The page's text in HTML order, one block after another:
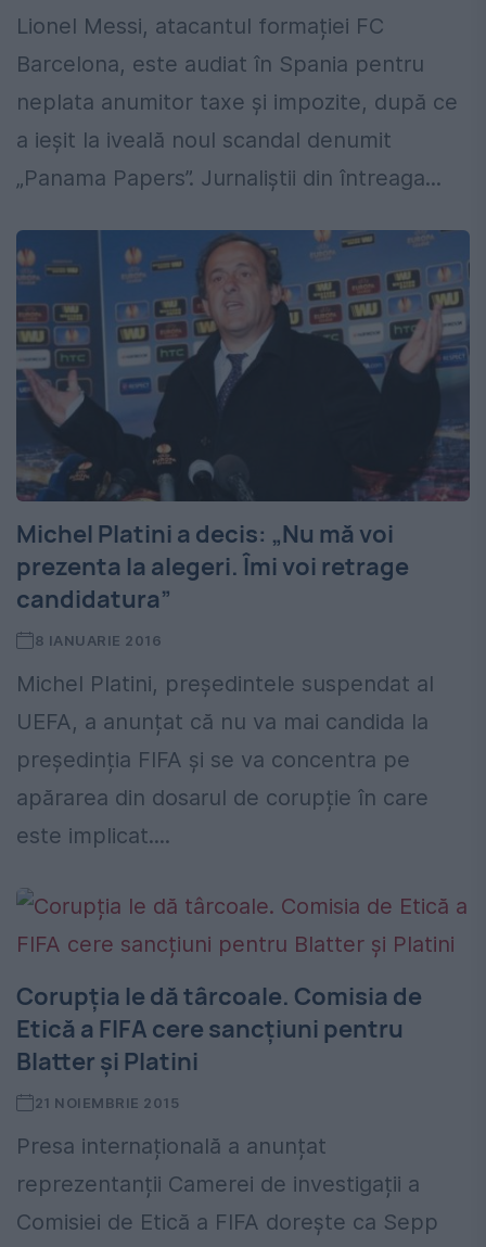
Lionel Messi, atacantul formației FC
Barcelona, este audiat în Spania pentru
neplata anumitor taxe și impozite, după ce
a ieșit la iveală noul scandal denumit
„Panama Papers”. Jurnaliștii din întreaga...
Michel Platini a decis: „Nu mă voi
prezenta la alegeri. Îmi voi retrage
candidatura”
8 IANUARIE 2016
Michel Platini, președintele suspendat al
UEFA, a anunțat că nu va mai candida la
președinția FIFA și se va concentra pe
apărarea din dosarul de corupție în care
este implicat....
Corupția le dă târcoale. Comisia de
Etică a FIFA cere sancțiuni pentru
Blatter și Platini
21 NOIEMBRIE 2015
Presa internațională a anunțat
reprezentanții Camerei de investigații a
Comisiei de Etică a FIFA dorește ca Sepp